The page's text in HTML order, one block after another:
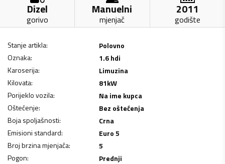
Dizel
gorivo
Manuelni
mjenjač
2011
godište
Stanje artikla:
Polovno
Oznaka:
1.6 hdi
Karoserija:
Limuzina
Kilovata: 81kW
Porijeklo vozila:
Na ime kupca
Oštećenje:
Bez oštećenja
Boja spoljašnosti:
Crna
Emisioni standard:
Euro 5
Broj brzina mjenjača:
5
Pogon:
Prednji